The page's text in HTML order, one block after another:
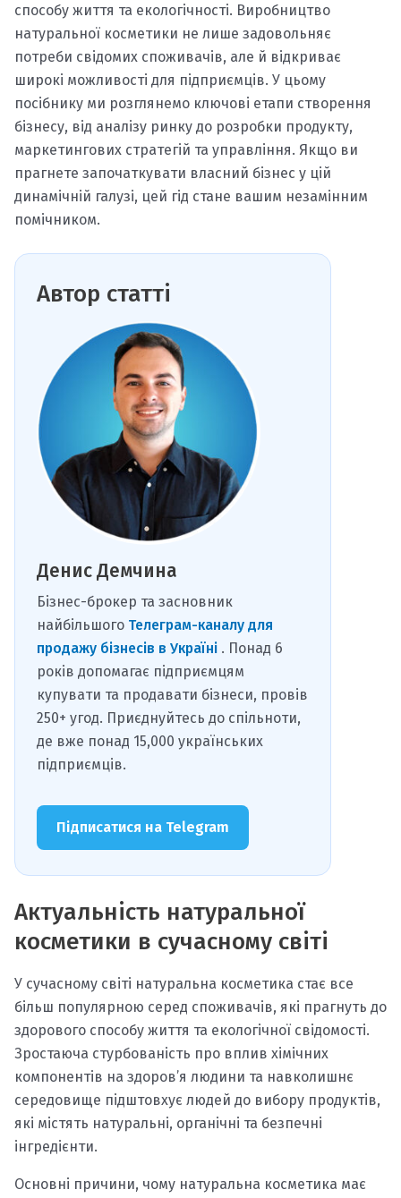
способу життя та екологічності. Виробництво
натуральної косметики не лише задовольняє
потреби свідомих споживачів, але й відкриває
широкі можливості для підприємців. У цьому
посібнику ми розглянемо ключові етапи створення
бізнесу, від аналізу ринку до розробки продукту,
маркетингових стратегій та управління. Якщо ви
прагнете започаткувати власний бізнес у цій
динамічній галузі, цей гід стане вашим незамінним
помічником.
Автор статті
Денис Демчина
Бізнес-брокер та засновник
найбільшого Телеграм-каналу для
продажу бізнесів в Україні . Понад 6
років допомагає підприємцям
купувати та продавати бізнеси, провів
250+ угод. Приєднуйтесь до спільноти,
де вже понад 15,000 українських
підприємців.
Підписатися на Telegram
Актуальність натуральної
косметики в сучасному світі
У сучасному світі натуральна косметика стає все
більш популярною серед споживачів, які прагнуть до
здорового способу життя та екологічної свідомості.
Зростаюча стурбованість про вплив хімічних
компонентів на здоров’я людини та навколишнє
середовище підштовхує людей до вибору продуктів,
які містять натуральні, органічні та безпечні
інгредієнти.
Основні причини, чому натуральна косметика має